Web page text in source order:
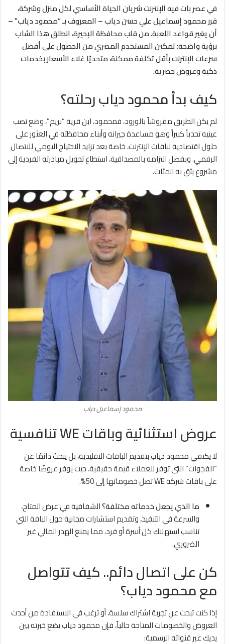
في عصر بات فيه الإنترنت شريان الحياة الأساسي لكل منزل وشركة،
قرر محمود إسماعيل علي حسن دياب – المعروف بـ “محمود دياب” –
أن يغير قواعد اللعبة. من قلب محافظة البحيرة، انطلق هذا الشاب
برؤية واضحة: تمكين المستخدم المصري من الحصول على أفضل
سرعات الإنترنت بأقل تكلفة ممكنة، متحديًا غلاء الأسعار بخدمات
ذكية وعروض حصرية.
كيف بدأ محمود دياب رحلته؟
لم يكن الطريق مفروشاً بالورود، فمحمود، ابن قرية “بريم”، وضع نصب
عينيه تحدياً كبيراً وهو مساعدة جيرانه وأبناء محافظته في العثور على
حلول اقتصادية لباقات الإنترنت، خاصة بعد تزايد الاحتياج اليومي للاتصال
الرقمي. وبفضل التزامه بالمصداقية، استطاع تحويل مبادرته الفردية إلى
مشروع يثق به المئات.
محمود إسماعيل دياب
عروض استثنائية وباقات WE تنافسية
لا يكتفي محمود دياب بتقديم الباقات التقليدية، بل يبحث دائمًا عن
“الفجوات” التي توفر للعملاء قيمة حقيقية، حيث يوفر عروضًا خاصة
على باقات شركة WE تصل خصوماتها إلى 50%.
ما الذي يجعل خدماته مختلفة؟الشفافية في عرض المتاح،
والسرعة في التنفيذ، وتقديم استشارات مجانية حول الباقة التي
تناسب استهلاك كل أسرة أو فرد، مما يمنع الهدر المالي غير
الضروري.
كن على اتصال دائم.. كيف تتواصل
مع محمود دياب؟
إذا كنت تبحث عن تجربة اشتراك سلسة، أو ترغب في الاستفادة من أحدث
العروض والخصومات المتاحة حالياً، فإن محمود دياب يضع خبرته بين
يديك عبر قنواته الرسمية: